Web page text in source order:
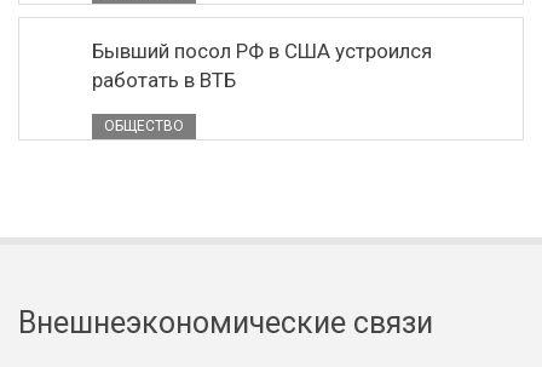
Бывший посол РФ в США устроился
работать в ВТБ
ОБЩЕСТВО
Внешнеэкономические связи